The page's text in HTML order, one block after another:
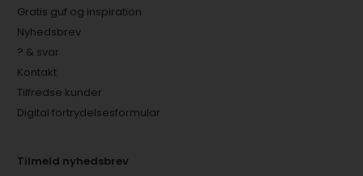
Gratis guf og inspiration
Nyhedsbrev
? & svar
Kontakt
Tilfredse kunder
Digital fortrydelsesformular
Tilmeld nyhedsbrev